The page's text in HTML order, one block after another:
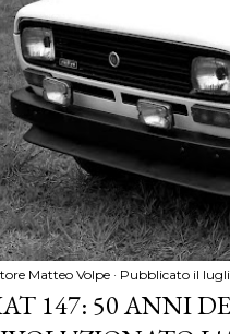
Matteo Volpe Pubblicato il
147: 50 ANNI